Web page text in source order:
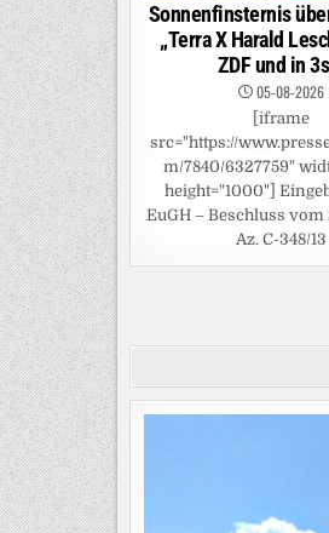
Sonnenfinsternis
„Terra X Harald
ZDF und in
05-08-2026
[iframe
src="https://
m/7840/6327759"
height="1000"]
EuGH – Beschluss vom
Az. C-348/13